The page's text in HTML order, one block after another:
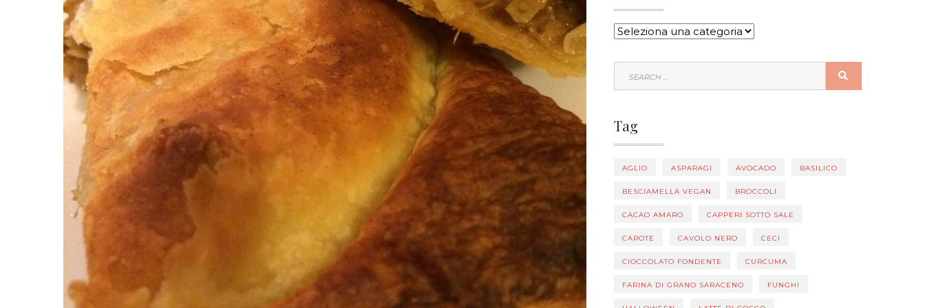
CATEGORIE
Tag
AGLIO ASPARAGI AVOCADO BASILICO
BESCIAMELLA VEGAN BROCCOLI
CACAO AMARO CAPPERI SOTTO SALE
CAROTE CAVOLO NERO CECI
CIOCCOLATO FONDENTE CURCUMA
FARINA DI GRANO SARACENO FUNGHI